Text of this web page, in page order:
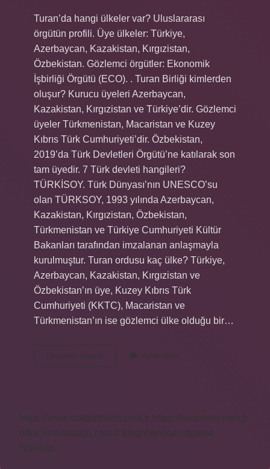
Turan’da hangi ülkeler var? Uluslararası
örgütün profili. Üye ülkeler: Türkiye,
Azerbaycan, Kazakistan, Kırgızistan,
Özbekistan. Gözlemci örgütler: Ekonomik
İşbirliği Örgütü (ECO). . Turan Birliği kimlerden
oluşur? Kurucu üyeleri Azerbaycan,
Kazakistan, Kırgızistan ve Türkiye’dir. Gözlemci
üyeler Türkmenistan, Macaristan ve Kuzey
Kıbrıs Türk Cumhuriyeti’dir. Özbekistan,
2019’da Türk Devletleri Örgütü’ne katılarak son
tam üyedir. 7 Türk devleti hangileri?
TÜRKİSOY. Türk Dünyası’nın UNESCO’su
olan TÜRKSOY, 1993 yılında Azerbaycan,
Kazakistan, Kırgızistan, Özbekistan,
Türkmenistan ve Türkiye Cumhuriyeti Kültür
Bakanları tarafından imzalanan anlaşmayla
kurulmuştur. Turan ordusu kaç ülke? Türkiye,
Azerbaycan, Kazakistan, Kırgızistan ve
Özbekistan’ın üye, Kuzey Kıbrıs Türk
Cumhuriyeti (KKTC), Macaristan ve
Türkmenistan’ın ise gözlemci ülke olduğu bir…
Devamını okuyun
Ordusu
Yorum Bırak
https://www.doktorforum.com.tr
https://hardshell.com.tr
https://modarazzi.com.tr
knight online
nttgame
Sitemap